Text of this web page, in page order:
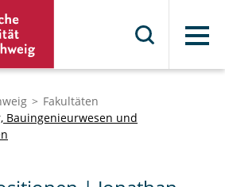
Menü
Fakultäten
Bauingenieurwesen und